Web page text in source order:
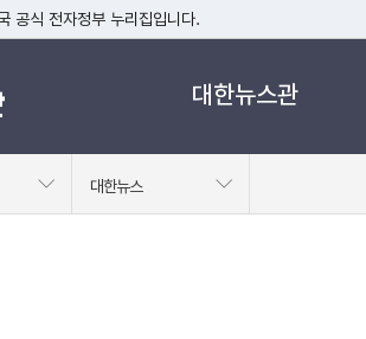
공식 전자정부 누리집입니다.
하기
누리집은 대한민국 정부기관이 관리하는 누리집입니
대한뉴스관
대한뉴스